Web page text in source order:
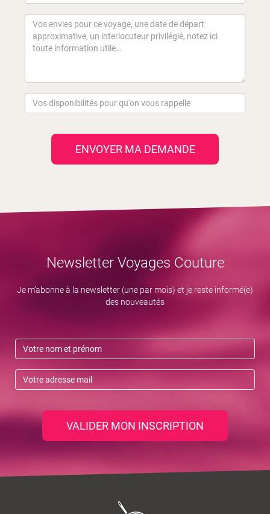
ENVOYER MA DEMANDE
Newsletter Voyages Couture
Je m’abonne à la newsletter (une par mois) et je reste informé(e)
des nouveautés
VALIDER MON INSCRIPTION